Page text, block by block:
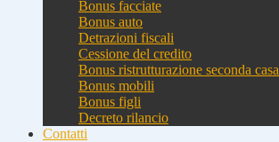
Bonus facciate
Bonus auto
Detrazioni fiscali
Cessione del credito
Bonus ristrutturazione seconda casa
Bonus mobili
Bonus figli
Decreto rilancio
Contatti